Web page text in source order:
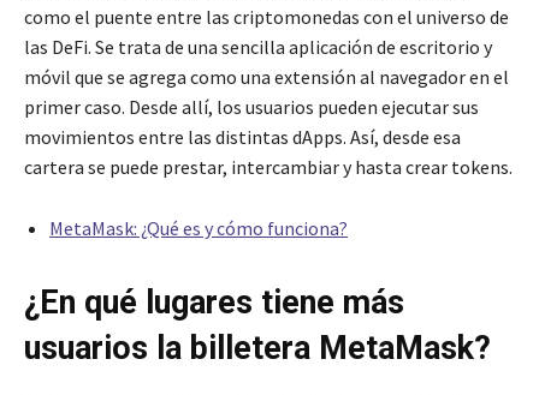
como el puente entre las criptomonedas con el universo de
las DeFi. Se trata de una sencilla aplicación de escritorio y
móvil que se agrega como una extensión al navegador en el
primer caso. Desde allí, los usuarios pueden ejecutar sus
movimientos entre las distintas dApps. Así, desde esa
cartera se puede prestar, intercambiar y hasta crear tokens.
MetaMask: ¿Qué es y cómo funciona?
¿En qué lugares tiene más
usuarios la billetera MetaMask?